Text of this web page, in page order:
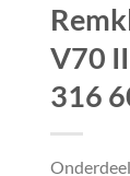
V70
316